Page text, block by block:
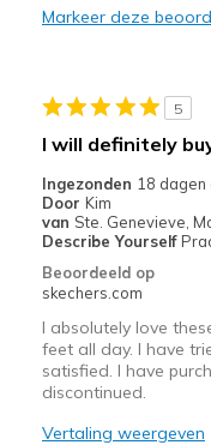
Travel
Width
View On Shoes
Markeer deze
5
I will definitely
Ingezonden 18 dagen
Door Kim
van Ste. Genevieve,
Describe Yourself
Beoordeeld op
skechers.com
I absolutely love
feet all day. I have
satisfied. I have
discontinued.
Vertaling weergeven